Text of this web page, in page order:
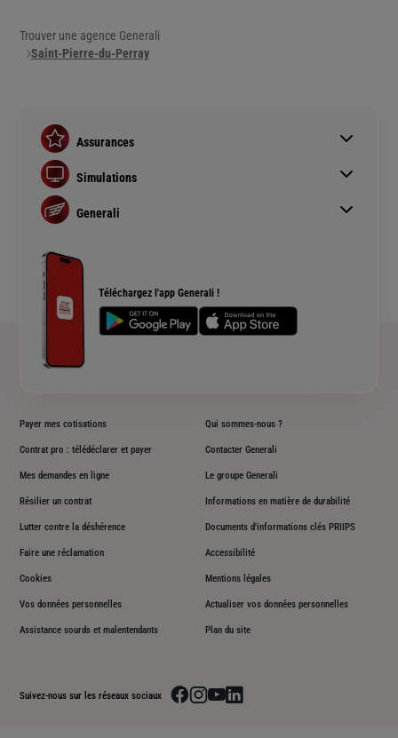
Trouver une agence Generali
Saint-Pierre-du-Perray
Téléchargez l'app Generali !
Assurances
Assurance auto
Assurance habitation
Assurance prêt immobilier
Complémentaire santé senior
Simulations
Simulation assurance auto
Devis assurance habitation
Devis assurance chien ou chat
Generali
Rendements fonds euros Generali
Accessibilité sourds et malentendants
Plan du site
Payer mes cotisations
Contrat pro : télédéclarer et payer
Mes demandes en ligne
Résilier un contrat
Lutter contre la déshérence
Faire une réclamation
Qui sommes-nous ?
Contacter Generali
Le groupe Generali
Informations en matière de durabilité
Documents d'informations clés PRIIPS
Accessibilité
Cookies Mentions légales
Vos données personnelles Actualiser vos données personnelles
Assistance sourds et malentendants Plan du site
Suivez-nous sur les réseaux sociaux Aller sur la page facebook de Generali
Aller sur la page instagram de Generali
Aller sur la page youtube de Generali
Aller sur la page linkedin de